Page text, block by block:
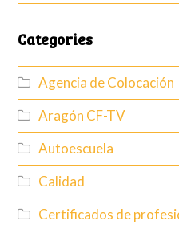
Categories
Agencia de Colocación
Aragón CF-TV
Autoescuela
Calidad
Certificados de